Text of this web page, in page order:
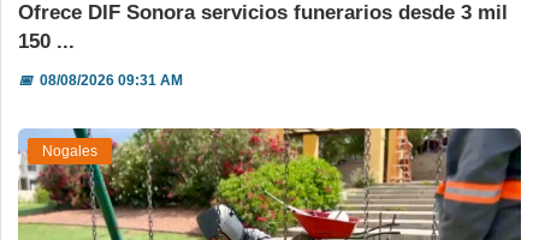
Ofrece DIF Sonora servicios funerarios desde 3 mil
150 ...
📅08/08/2026 09:31 AM
Nogales